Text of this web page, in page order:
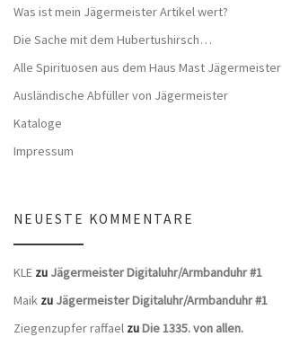
Was ist mein Jägermeister Artikel wert?
Die Sache mit dem Hubertushirsch…
Alle Spirituosen aus dem Haus Mast Jägermeister
Ausländische Abfüller von Jägermeister
Kataloge
Impressum
NEUESTE KOMMENTARE
KLE zu Jägermeister Digitaluhr/Armbanduhr #1
Maik zu Jägermeister Digitaluhr/Armbanduhr #1
Ziegenzupfer raffael zuDie 1335. von allen.